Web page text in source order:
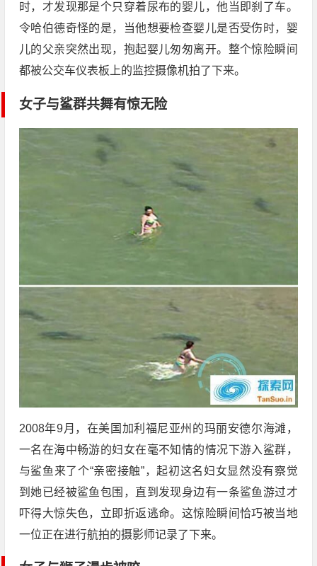
时，才发现那是个只穿着尿布的婴儿，他当即刹了车。
令哈伯德奇怪的是，当他想要检查婴儿是否受伤时，婴
儿的父亲突然出现，抱起婴儿匆匆离开。整个惊险瞬间
都被公交车仪表板上的监控摄像机拍了下来。
女子与鲨群共舞有惊无险
2008年9月，在美国加利福尼亚州的玛丽安德尔海滩，
一名在海中畅游的妇女在毫不知情的情况下游入鲨群，
与鲨鱼来了个“亲密接触”，起初这名妇女显然没有察觉
到她已经被鲨鱼包围，直到发现身边有一条鲨鱼游过才
吓得大惊失色，立即折返逃命。这惊险瞬间恰巧被当地
一位正在进行航拍的摄影师记录了下来。